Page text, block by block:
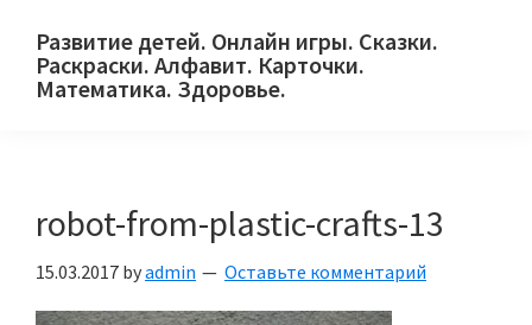
primary
main
primary
Развитие детей. Онлайн игры. Сказки.
Раскраски. Алфавит. Карточки.
Математика. Здоровье.
и
родителей.
robot-from-plastic-crafts-13
15.03.2017 byadmin Оставьте комментарий